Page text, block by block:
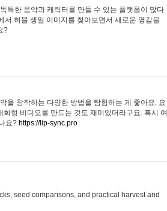
특한 음악과 캐릭터를 만들 수 있는 플랫폼이 많다
서 허블 생일 이미지를 찾아보면서 새로운 영감을
?
을 창작하는 다양한 방법을 탐험하는 게 좋아요. 요
형 비디오를 만드는 것도 재미있더라구요. 혹시 여
요? https://lip-sync.pro
seed comparisons, and practical harvest and